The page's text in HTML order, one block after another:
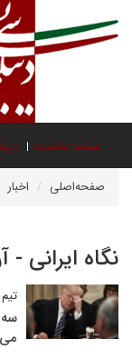
صفحه نخست
صفحه‌اصلی اخبار
نگاه ایرانی -